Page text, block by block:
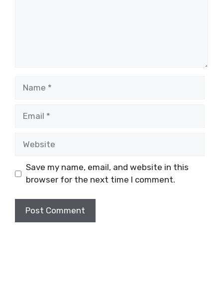
Save my name, email, and website in this
browser for the next time I comment.